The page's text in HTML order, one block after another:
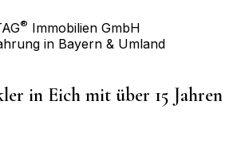
® Immobilien GmbH
in Bayern & Umland
in Eich mit über 15 Jahren